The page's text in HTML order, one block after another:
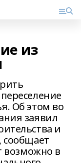
из
Об этом во
заявил
и
сообщает
возможно в